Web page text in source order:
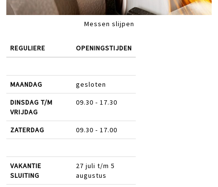
Messen slijpen
REGULIERE OPENINGSTIJDEN
MAANDAG gesloten
DINSDAG T/M
VRIJDAG
09.30 - 17.30
ZATERDAG 09.30 - 17.00
VAKANTIE
SLUITING
27 juli t/m 5
augustus